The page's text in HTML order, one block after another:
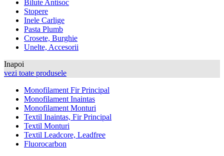
Bilute Antisoc
Stopere
Inele Carlige
Pasta Plumb
Crosete, Burghie
Unelte, Accesorii
Inapoi
vezi toate produsele
Monofilament Fir Principal
Monofilament Inaintas
Monofilament Monturi
Textil Inaintas, Fir Principal
Textil Monturi
Textil Leadcore, Leadfree
Fluorocarbon